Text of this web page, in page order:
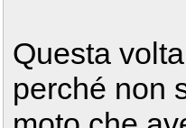
Questa
perché non